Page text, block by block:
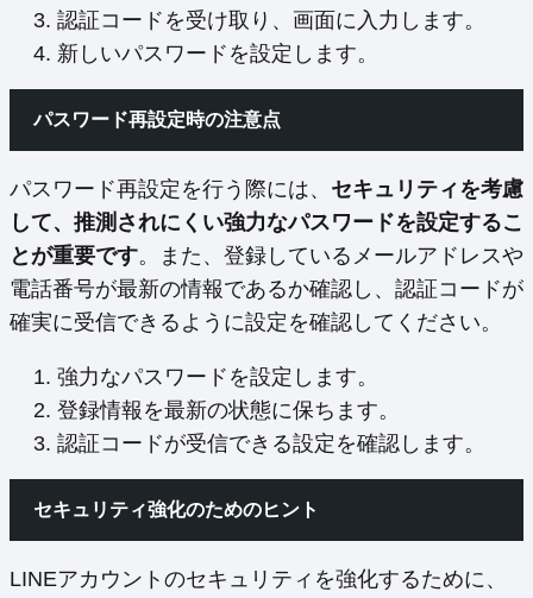
認証コードを受け取り、画面に入力します。
新しいパスワードを設定します。
パスワード再設定時の注意点
パスワード再設定を行う際には、 セキュリティを考慮
して、推測されにくい強力なパスワードを設定するこ
とが重要です。また、登録しているメールアドレスや
電話番号が最新の情報であるか確認し、認証コードが
確実に受信できるように設定を確認してください。
強力なパスワードを設定します。
登録情報を最新の状態に保ちます。
認証コードが受信できる設定を確認します。
セキュリティ強化のためのヒント
LINEアカウントのセキュリティを強化するために、